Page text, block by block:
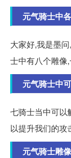
元气骑士中
大家好,我是墨
士中有八个雕像
元气骑士中
七骑士当中可以
以提升我们的攻
元气骑士雕